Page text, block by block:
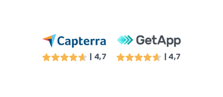
| 4,7 | 4,7